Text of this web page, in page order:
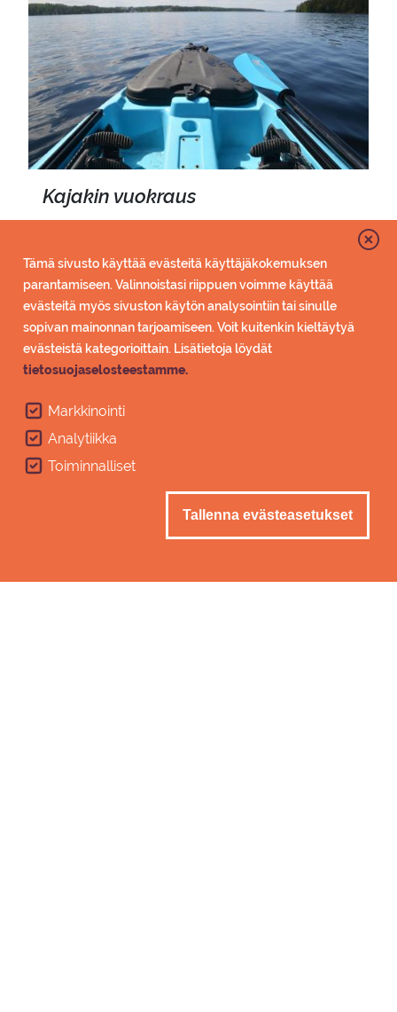
Ka­ja­kin vuo­kraus
Yhden kajakin vuokraus Lammassaaari
helppo meloa, eivätkä ne vaadi
melontakokemusta.
Pääkuva
Ka­ja­kin vuo­kraus (Tan­dem)
Lammassaarilta Imatralta, melontavälineet
Tämä sivusto käyttää evästeitä käyttäjäkokemuksen
parantamiseen. Valinnoistasi riippuen voimme käyttää
evästeitä myös sivuston käytön analysointiin tai sinulle
sopivan mainonnan tarjoamiseen. Voit kuitenkin kieltäytyä
evästeistä kategorioittain. Lisätietoja löydät
tietosuojaselosteestamme.
Markkinointi
Analytiikka
Toiminnalliset
Tallenna evästeasetukset